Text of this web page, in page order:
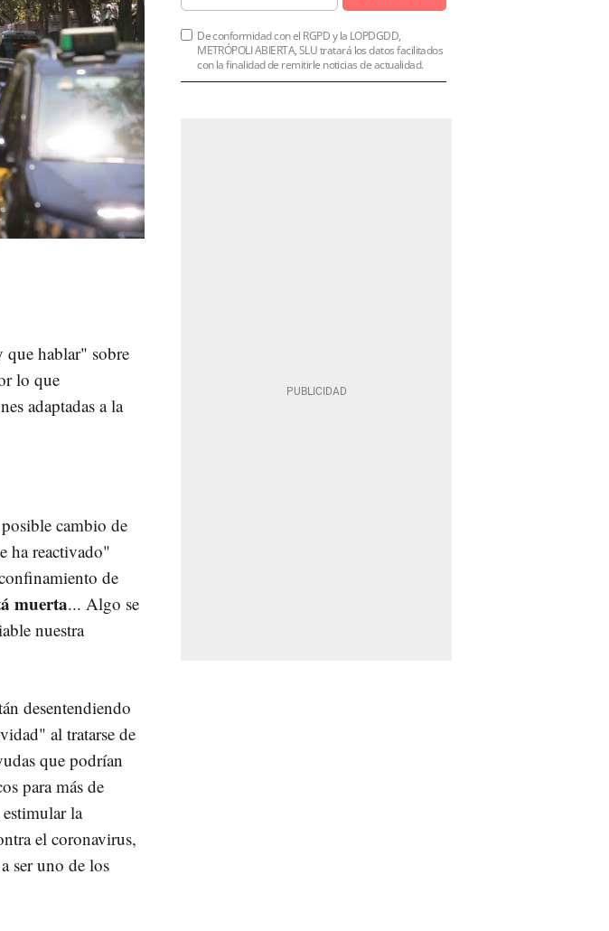
que hablar" sobre
lo que
adaptadas a la
cambio de
ha reactivado"
de
muerta... Algo se
nuestra
desentendiendo
al tratarse de
que podrían
para más de
la
el coronavirus,
ser uno de los
De conformidad con el RGPD y la LOPDGDD,
METRÓPOLI ABIERTA, SLU tratará los datos facilitados
con la finalidad de remitirle noticias de actualidad.